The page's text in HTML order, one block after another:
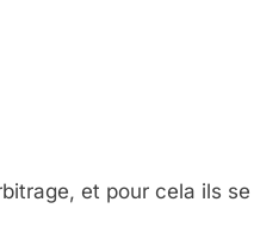
et pour cela ils se